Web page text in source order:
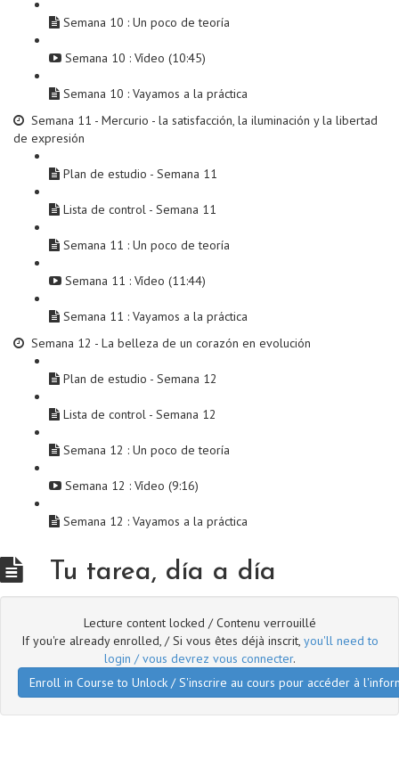
Semana 10 : Un poco de teoría
Semana 10 : Vídeo (10:45)
Semana 10 : Vayamos a la práctica
Semana 11 - Mercurio - la satisfacción, la iluminación y la libertad
de expresión
Plan de estudio - Semana 11
Lista de control - Semana 11
Semana 11 : Un poco de teoría
Semana 11 : Vídeo (11:44)
Semana 11 : Vayamos a la práctica
Semana 12 - La belleza de un corazón en evolución
Plan de estudio - Semana 12
Lista de control - Semana 12
Semana 12 : Un poco de teoría
Semana 12 : Vídeo (9:16)
Semana 12 : Vayamos a la práctica
Tu tarea, día a día
Lecture content locked / Contenu verrouillé
If you're already enrolled, / Si vous êtes déjà inscrit, you'll need to
login / vous devrez vous connecter.
Enroll in Course to Unlock / S'inscrire au cours pour accéder à